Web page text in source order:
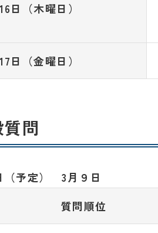
日（木曜日）
日（金曜日）
問
（予定） 3月９日
質問順位